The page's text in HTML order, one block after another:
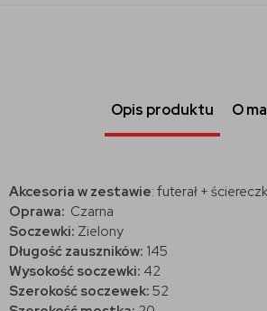
Opis produktu O
Akcesoria w zestawie: futerał +
Oprawa: Czarna
Soczewki: Zielony
Długość zauszników: 145
Wysokość soczewki: 42
Szerokość soczewek: 52